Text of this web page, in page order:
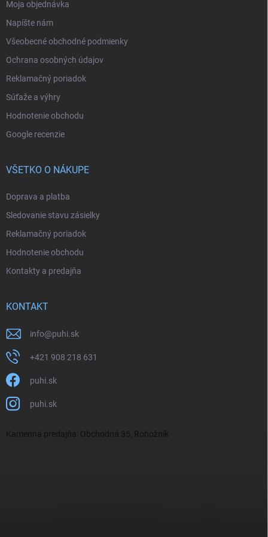
Moja objednávka
Napíšte nám
Všeobecné obchodné podmienky
Ochrana osobných údajov
Reklamačný poriadok
Súťaže a výhry
Hodnotenie obchodu
Google recenzie
VŠETKO O NÁKUPE
Doprava a platba
Sledovanie stavu zásielky
Reklamačný poriadok
Hodnotenie obchodu
Kontakty a predajňa
KONTAKT
info@puhi.sk
+421 908 218 631
puhi.sk
puhi.sk
Kamenná predajňa: Obchodná 35, Rohožník